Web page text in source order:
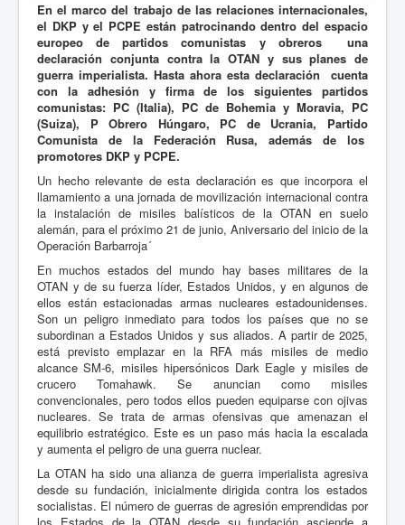
En el marco del trabajo de las relaciones internacionales,
el DKP y el PCPE están patrocinando dentro del espacio
europeo de partidos comunistas y obreros una
declaración conjunta contra la OTAN y sus planes de
guerra imperialista. Hasta ahora esta declaración cuenta
con la adhesión y firma de los siguientes partidos
comunistas: PC (Italia), PC de Bohemia y Moravia, PC
(Suiza), P Obrero Húngaro, PC de Ucrania, Partido
Comunista de la Federación Rusa, además de los
promotores DKP y PCPE.
Un hecho relevante de esta declaración es que incorpora el
llamamiento a una jornada de movilización internacional contra
la instalación de misiles balísticos de la OTAN en suelo
alemán, para el próximo 21 de junio, Aniversario del inicio de la
Operación Barbarroja´
En muchos estados del mundo hay bases militares de la
OTAN y de su fuerza líder, Estados Unidos, y en algunos de
ellos están estacionadas armas nucleares estadounidenses.
Son un peligro inmediato para todos los países que no se
subordinan a Estados Unidos y sus aliados. A partir de 2025,
está previsto emplazar en la RFA más misiles de medio
alcance SM-6, misiles hipersónicos Dark Eagle y misiles de
crucero Tomahawk. Se anuncian como misiles
convencionales, pero todos ellos pueden equiparse con ojivas
nucleares. Se trata de armas ofensivas que amenazan el
equilibrio estratégico. Este es un paso más hacia la escalada
y aumenta el peligro de una guerra nuclear.
La OTAN ha sido una alianza de guerra imperialista agresiva
desde su fundación, inicialmente dirigida contra los estados
socialistas. El número de guerras de agresión emprendidas por